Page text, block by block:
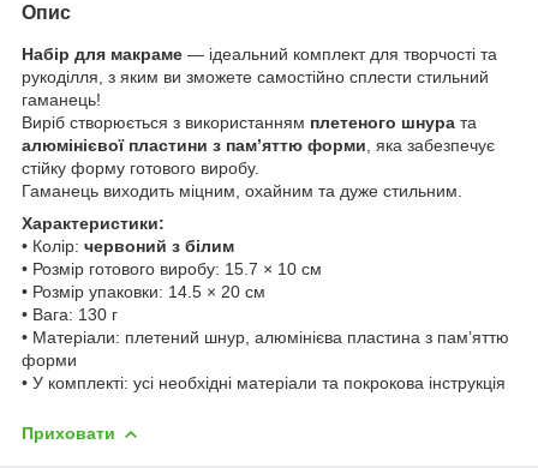
Опис
Набір для макраме — ідеальний комплект для творчості та
рукоділля, з яким ви зможете самостійно сплести стильний
гаманець!
Виріб створюється з використанням плетеного шнура та
алюмінієвої пластини з пам’яттю форми , яка забезпечує
стійку форму готового виробу.
Гаманець виходить міцним, охайним та дуже стильним.
Характеристики:
• Колір: червоний з білим
• Розмір готового виробу: 15.7 × 10 см
• Розмір упаковки: 14.5 × 20 см
• Вага: 130 г
• Матеріали: плетений шнур, алюмінієва пластина з пам’яттю
форми
• У комплекті: усі необхідні матеріали та покрокова інструкція
Приховати